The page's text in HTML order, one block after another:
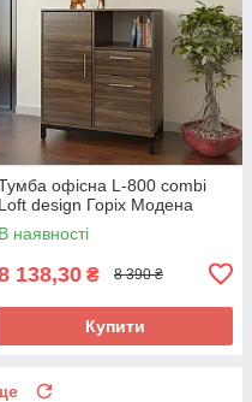
офісна L-800 combi
Loft design Горіх Модена
В наявності
138,30 ₴ 8 390 ₴
Купити